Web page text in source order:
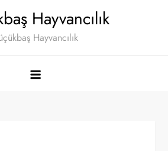
Hayvancılık
Hayvancılık